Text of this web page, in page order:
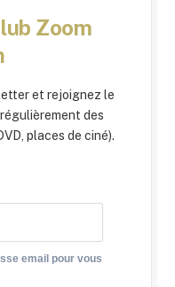
Zoom
et rejoignez le
des
places de ciné).
email pour vous